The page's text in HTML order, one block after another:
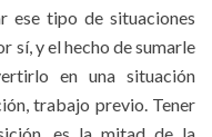
ese tipo de situaciones
sí, y el hecho de sumarle
en una situación
trabajo previo. Tener
es la mitad de la